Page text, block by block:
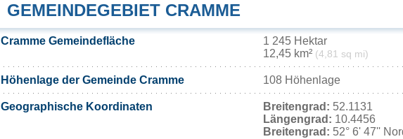
GEMEINDEGEBIET CRAMME
Cramme Gemeindefläche
1 245 Hektar
12,45 km² (4,81 sq mi)
Höhenlage der Gemeinde Cramme 108 Höhenlage
Geographische Koordinaten Breitengrad: 52.1131
Längengrad: 10.4456
Breitengrad: 52° 6' 47''